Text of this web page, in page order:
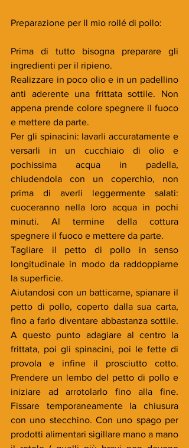
Preparazione per Il mio rollé di pollo:
Prima di tutto bisogna preparare gli
ingredienti per il ripieno.
Realizzare in poco olio e in un padellino
anti aderente una frittata sottile. Non
appena prende colore spegnere il fuoco
e mettere da parte.
Per gli spinacini: lavarli accuratamente e
versarli in un cucchiaio di olio e
pochissima acqua in padella,
chiudendola con un coperchio, non
prima di averli leggermente salati:
cuoceranno nella loro acqua in pochi
minuti. Al termine della cottura
spegnere il fuoco e mettere da parte.
Tagliare il petto di pollo in senso
longitudinale in modo da raddoppiarne
la superficie.
Aiutandosi con un batticarne, spianare il
petto di pollo, coperto dalla sua carta,
fino a farlo diventare abbastanza sottile.
A questo punto adagiare al centro la
frittata, poi gli spinacini, poi le fette di
provola e infine il prosciutto cotto.
Prendere un lembo del petto di pollo e
iniziare ad arrotolarlo fino alla fine.
Fissare temporaneamente la chiusura
con uno stecchino. Con uno spago per
prodotti alimentari sigillare mano a mano